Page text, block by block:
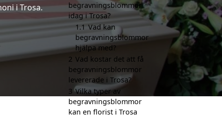
i Trosa.
begravningsblommor
idag i Trosa?
1.1 Vad kan
begravningsblommor
hjälpa med?
2 Vad kostar det att få
begravningsblommor
levererade i Trosa?
3 Vilka typer av
begravningsblommor
kan en florist i Trosa